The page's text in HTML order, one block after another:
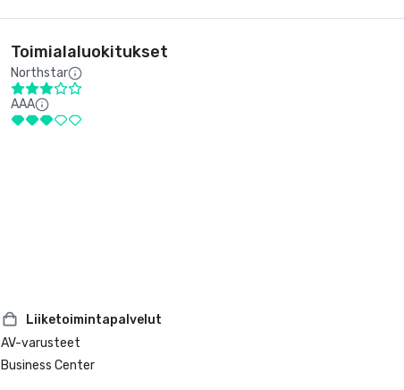
Toimialaluokitukset
Northstar
AAA
Liiketoimintapalvelut
AV-varusteet
Business Center